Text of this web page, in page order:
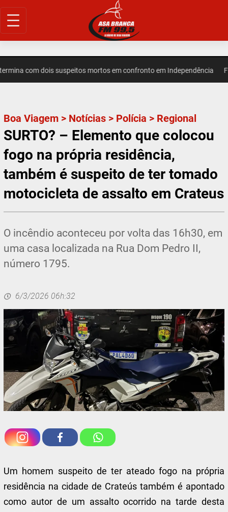
Pular
para
com dois suspeitos mortos em confronto em Independência
Boa Viagem > Notícias > Polícia > Regional
SURTO? – Elemento que colocou
fogo na própria residência,
também é suspeito de ter tomado
motocicleta de assalto em Crateus
O incêndio aconteceu por volta das 16h30, em
uma casa localizada na Rua Dom Pedro II,
número 1795.
6/3/2026 06h:32
Um homem suspeito de ter ateado fogo na própria
residência na cidade de Crateús também é apontado
como autor de um assalto ocorrido na tarde desta